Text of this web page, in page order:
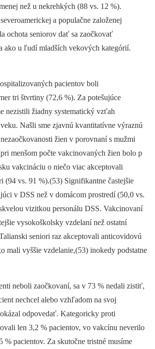
než u nekrehkých (88 vs. 12 %).
a populačne založenej
ochota seniorov dať sa zaočkovať
ako u ľudí mladších vekových kategórií.
pacientov boli
tri štvrtiny (72,6 %). Za potešujúce
nezistili žiadny systematický vzťah
Našli sme zjavnú kvantitatívne výraznú
žien v porovnaní s mužmi
menšom počte vakcinovaných žien bolo p
vakcináciu o niečo viac akceptovali
(94 vs. 91 %).(53) Signifikantne častejšie
v DSS než v domácom prostredí (50,0 vs.
vizitkou personálu DSS. Vakcinovaní
vysokoškolsky vzdelaní než ostatní
seniori raz akceptovali anticovidovú
mali vyššie vzdelanie,(53) inokedy podstatne
neboli zaočkovaní, sa v 73 % nedali zistiť,
nechcel alebo vzhľadom na svoj
odpovedať. Kategoricky proti
len 3,2 % pacientov, vo vakcínu neverilo
% pacientov. Za skutočne tristné musíme